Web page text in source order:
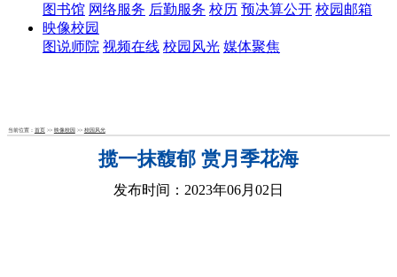
图书馆 网络服务 后勤服务 校历 预决算公开 校园邮箱
映像校园
图说师院 视频在线 校园风光 媒体聚焦
当前位置： 首页>> 映像校园>> 校园风光
揽一抹馥郁 赏月季花海
发布时间：2023年06月02日